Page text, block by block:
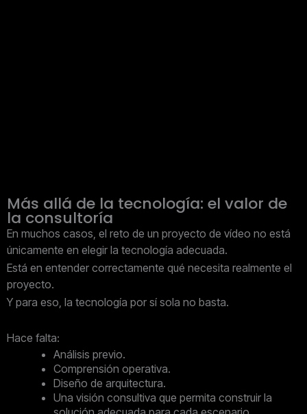
Más allá de la tecnología: el valor de
la consultoría
En muchos casos, el reto de un proyecto de vídeo no está
únicamente en elegir la tecnología adecuada.
Está en entender correctamente qué necesita realmente el
proyecto.
Y para eso, la tecnología por sí sola no basta.
Hace falta:
Análisis previo.
Comprensión operativa.
Diseño de arquitectura.
Una visión consultiva que permita construir la